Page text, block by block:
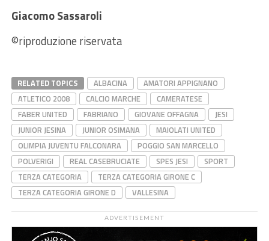
Giacomo Sassaroli
©riproduzione riservata
RELATED TOPICS ALBACINA
AMATORI APPIGNANO
ATLETICO 2008
CALCIO MARCHE
CAMERATESE
FABER UNITED
FABRIANO GIOVANE OFFAGNA
JESI
JUNIOR JESINA
JUNIOR OSIMANA
MAIOLATI UNITED
OLIMPIA JUVENTU FALCONARA
POGGIO SAN MARCELLO
POLVERIGI
REAL CASEBRUCIATE SPES JESI
SPORT
TERZA CATEGORIA
TERZA CATEGORIA GIRONE C
TERZA CATEGORIA GIRONE D
VALLESINA
ADVERTISEMENT